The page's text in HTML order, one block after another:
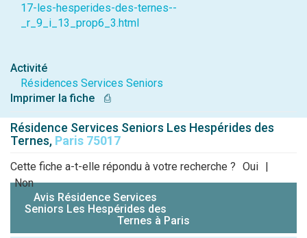
17-les-hesperides-des-ternes--
_r_9_i_13_prop6_3.html
Activité
Résidences Services Seniors
Imprimer la fiche
⎙
Résidence Services Seniors Les Hespérides des
Ternes, Paris 75017
Cette fiche a-t-elle répondu à votre recherche ? Oui |
Non
Avis Résidence Services
Seniors Les Hespérides des
Ternes à Paris